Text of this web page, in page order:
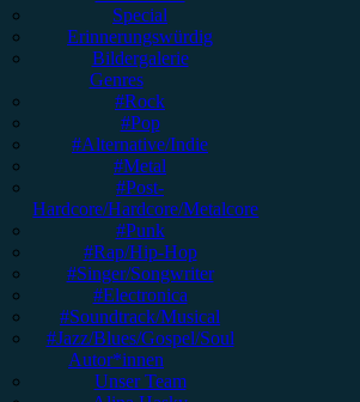
Special
Erinnerungswürdig
Bildergalerie
Genres
#Rock
#Pop
#Alternative/Indie
#Metal
#Post-
Hardcore/Hardcore/Metalcore
#Punk
#Rap/Hip-Hop
#Singer/Songwriter
#Electronica
#Soundtrack/Musical
#Jazz/Blues/Gospel/Soul
Autor*innen
Unser Team